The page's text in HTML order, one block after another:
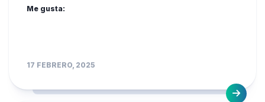
Me gusta:
17 FEBRERO, 2025